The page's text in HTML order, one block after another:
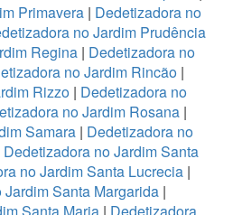
Primavera| Dedetizadora no
no Jardim Prudência
Regina | Dedetizadora no
no Jardim Rincão|
Rizzo| Dedetizadora no
no Jardim Rosana |
Samara | Dedetizadora no
Dedetizadora no Jardim Santa
no Jardim Santa Lucrecia|
Santa Margarida |
Santa Maria | Dedetizadora